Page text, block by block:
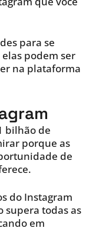
para se
podem ser
na plataforma
bilhão de
porque as
de
do Instagram
supera todas as
em